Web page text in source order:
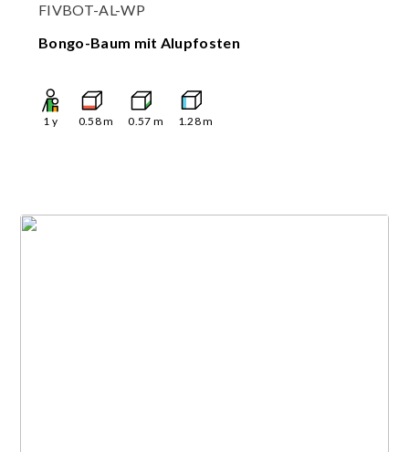
FIVBOT-AL-WP
Bongo-Baum mit Alupfosten
1 y 0.58m 0.57 m 1.28m